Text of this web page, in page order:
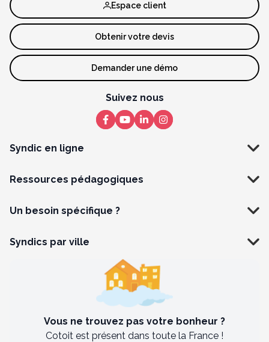
Syndic en ligne
Ressources pédagogiques
Un besoin spécifique ?
Espace client
Obtenir votre devis
Demander une démo
Suivez nous
Syndics par ville
Vous ne trouvez pas votre bonheur ?
Cotoit est présent dans toute la France !